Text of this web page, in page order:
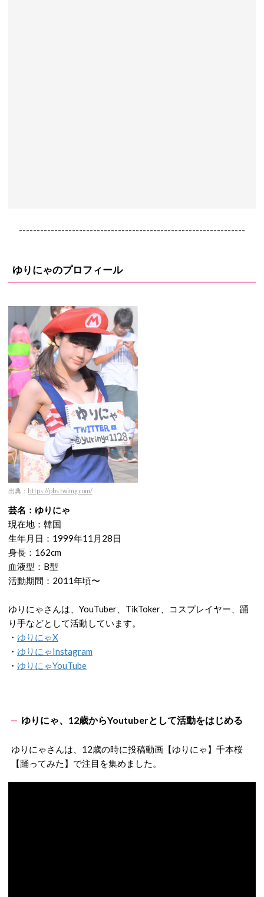
----------------------------------------------------------------
ゆりにゃのプロフィール
出典： https://pbs.twimg.com/
芸名：ゆりにゃ
現在地：韓国
生年月日：1999年11月28日
身長：162cm
血液型：B型
活動期間：2011年頃〜
ゆりにゃさんは、YouTuber、TikToker、コスプレイヤー、踊
り手などとして活動しています。
・ ゆりにゃX
・ ゆりにゃInstagram
・ ゆりにゃYouTube
ゆりにゃ、12歳からYoutuberとして活動をはじめる
ゆりにゃさんは、12歳の時に投稿動画【ゆりにゃ】千本桜
【踊ってみた】で注目を集めました。